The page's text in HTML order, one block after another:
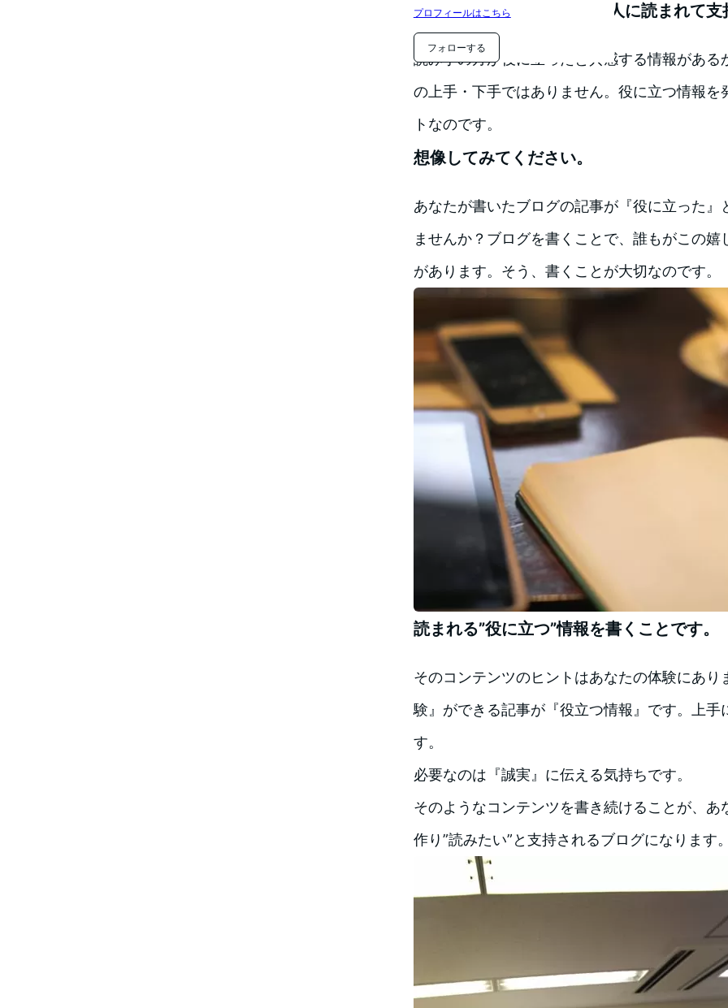
プロフィールはこちら
フォローする
どのようなブログが多くの人に読まれて
読み手の方が役に立ったと共感する情報がある
の上手・下手ではありません。役に立つ情報を
トなのです。
想像してみてください。
あなたが書いたブログの記事が『役に立った』
ませんか？ブログを書くことで、誰もがこの
があります。そう、書くことが大切なのです。
読まれる”役に立つ”情報を書くことです。
そのコンテンツのヒントはあなたの体験にあり
験』ができる記事が『役立つ情報』です。上手
す。
必要なのは『誠実』に伝える気持ちです。
そのようなコンテンツを書き続けることが、あ
作り”読みたい”と支持されるブログになります